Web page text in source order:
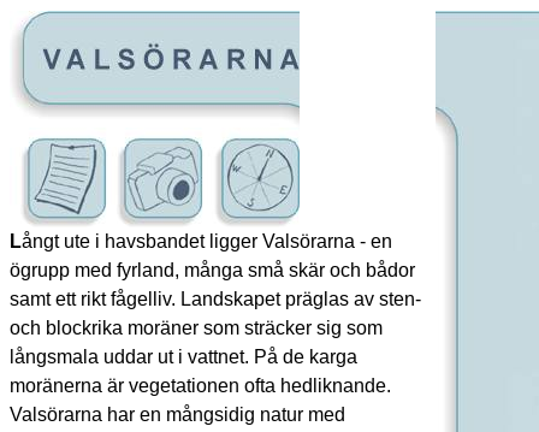
Långt ute i havsbandet ligger Valsörarna - en
ögrupp med fyrland, många små skär och bådor
samt ett rikt fågelliv. Landskapet präglas av sten-
och blockrika moräner som sträcker sig som
långsmala uddar ut i vattnet. På de karga
moränerna är vegetationen ofta hedliknande.
Valsörarna har en mångsidig natur med